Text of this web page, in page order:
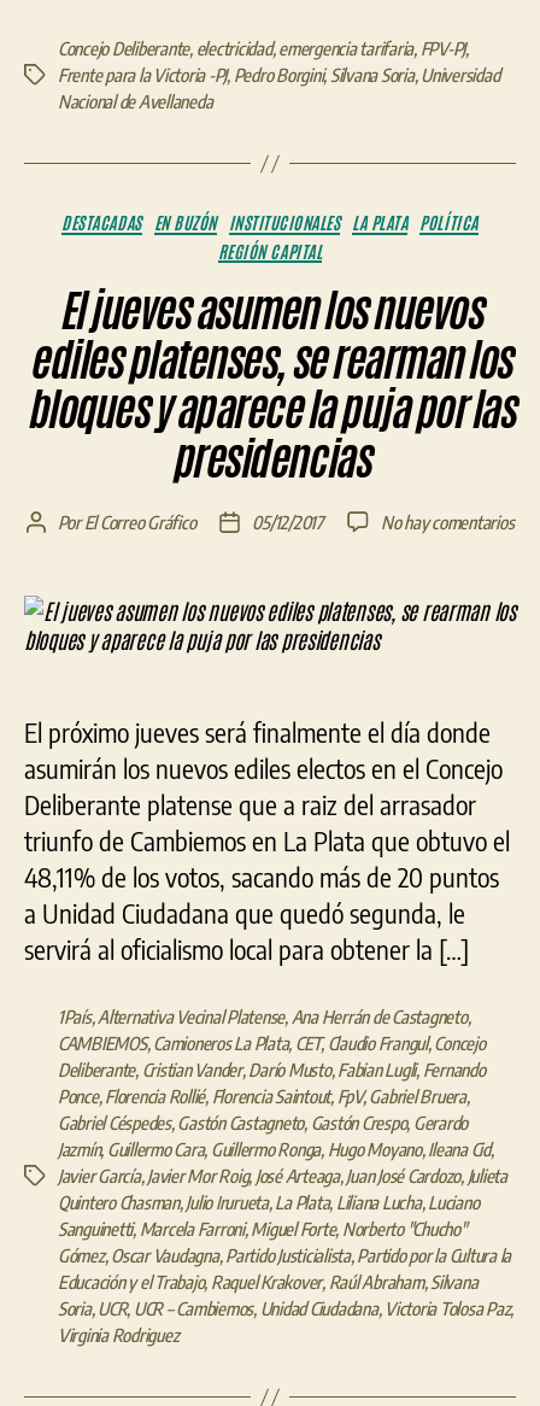
Etiquetas
Concejo Deliberante, electricidad,emergencia tarifaria, FPV-PJ,
Frente para la Victoria -PJ, Pedro Borgini, Silvana Soria,Universidad
Nacional de Avellaneda
Categorías
DESTACADAS EN BUZÓN INSTITUCIONALES LA PLATA POLÍTICA
REGIÓN CAPITAL
El jueves asumen los nuevos
ediles platenses, se rearman los
bloques y aparece la puja por las
presidencias
Autor
entrada
PorEl Correo Gráfico
Fecha
entrada
05/12/2017 No hay comentariosen
los
El próximo jueves será finalmente el día donde
asumirán los nuevos ediles electos en el Concejo
Deliberante platense que a raiz del arrasador
triunfo de Cambiemos en La Plata que obtuvo el
48,11% de los votos, sacando más de 20 puntos
a Unidad Ciudadana que quedó segunda, le
servirá al oficialismo local para obtener la […]
Etiquetas
1País,Alternativa Vecinal Platense, Ana Herrán de Castagneto,
CAMBIEMOS,Camioneros La Plata, CET,Claudio Frangul,Concejo
Deliberante, Cristian Vander,Darío Musto,Fabian Lugli, Fernando
Ponce,Florencia Rollié, Florencia Saintout, FpV,Gabriel Bruera,
Gabriel Céspedes,Gastón Castagneto, Gastón Crespo, Gerardo
Jazmín, Guillermo Cara, Guillermo Ronga, Hugo Moyano,Ileana Cid,
Javier García,Javier Mor Roig, José Arteaga,Juan José Cardozo, Julieta
Quintero Chasman,Julio Irurueta,La Plata, Liliana Lucha,Luciano
Sanguinetti, Marcela Farroni,Miguel Forte, Norberto "Chucho"
Gómez,Oscar Vaudagna,Partido Justicialista,Partido por la Cultura la
Educación y el Trabajo, Raquel Krakover, Raúl Abraham,Silvana
Soria,UCR, UCR – Cambiemos, Unidad Ciudadana, Victoria Tolosa Paz,
Virginia Rodriguez